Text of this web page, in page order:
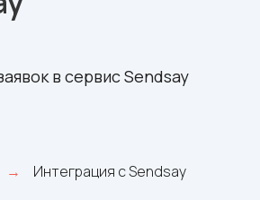
в сервис Sendsay
→ Интеграция с Sendsay